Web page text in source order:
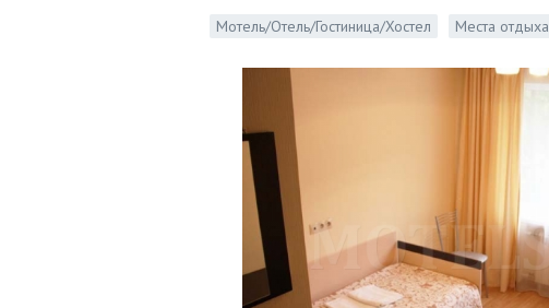
Мотель/Отель/Гостиница/Хостел Места отдыха